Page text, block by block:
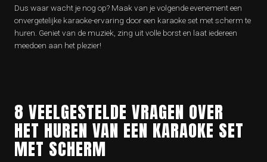
Dus waar wacht je nog op? Maak van je volgende evenement een
onvergetelijke karaoke-ervaring door een karaoke set met scherm te
huren. Geniet van de muziek, zing uit volle borst en laat iedereen
meedoen aan het plezier!
8 VEELGESTELDE VRAGEN OVER
HET HUREN VAN EEN KARAOKE SET
MET SCHERM